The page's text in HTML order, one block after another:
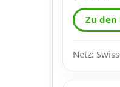
Zu den
Netz: